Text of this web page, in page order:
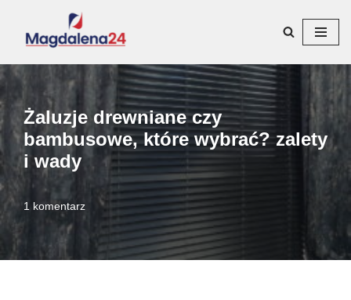
Przejdź
do
treści
Żaluzje drewniane czy
bambusowe, które wybrać? zalety
i wady
1 komentarz